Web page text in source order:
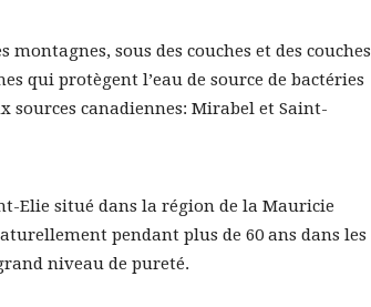
sous des couches et des couches
qui protègent l’eau de source de bactéries
sources canadiennes: Mirabel et Saint-
Elie situé dans la région de la Mauricie
pendant plus de 60 ans dans les
niveau de pureté.